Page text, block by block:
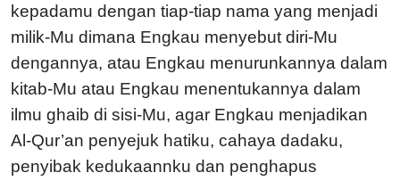
kepadamu dengan tiap-tiap nama yang menjadi
milik-Mu dimana Engkau menyebut diri-Mu
dengannya, atau Engkau menurunkannya dalam
kitab-Mu atau Engkau menentukannya dalam
ilmu ghaib di sisi-Mu, agar Engkau menjadikan
Al-Qur’an penyejuk hatiku, cahaya dadaku,
penyibak kedukaannku dan penghapus